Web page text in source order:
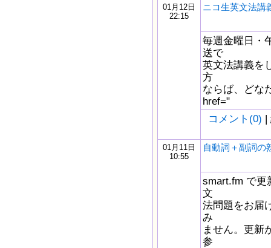
01月12日
22:15
ニコ生英文法講
毎週金曜日・
送で
英文法講義を
方
ならば、どな
href="
コメント(0) |
01月11日
10:55
自動詞＋副詞の
smart.fm で更
文
法問題をお届
み
ません。更新
参